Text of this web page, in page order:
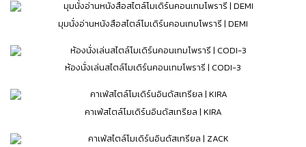
มุมนั่งอ่านหนังสือสไตล์โมเดิร์นคอนเทมโพรารี | DEMI
ห้องนั่งเล่นสไตล์โมเดิร์นคอนเทมโพรารี | CODI-3
คาเฟ่สไตล์โมเดิร์นอินดัสเทรียล | KIRA